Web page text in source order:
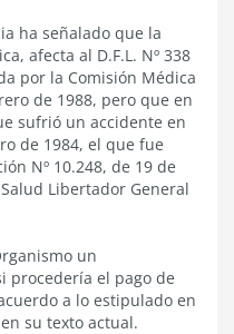
ha señalado que la
afecta al D.F.L. Nº 338
por la Comisión Médica
de 1988, pero que en
sufrió un accidente en
de 1984, el que fue
Nº 10.248, de 19 de
Libertador General
un
procedería el pago de
a lo estipulado en
su texto actual.